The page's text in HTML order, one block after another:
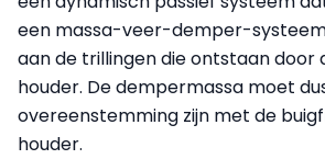
een massa-veer-demper-
aan de trillingen die ontstaan door
houder. De dempermassa moet
overeenstemming zijn met de
houder.